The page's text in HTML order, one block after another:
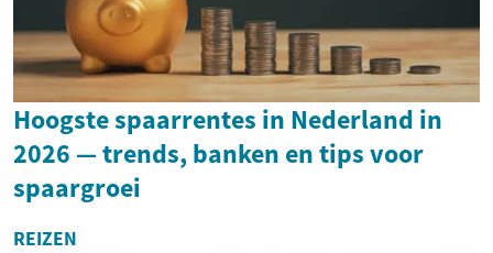
Hoogste spaarrentes in Nederland in
2026 — trends, banken en tips voor
spaargroei
REIZEN